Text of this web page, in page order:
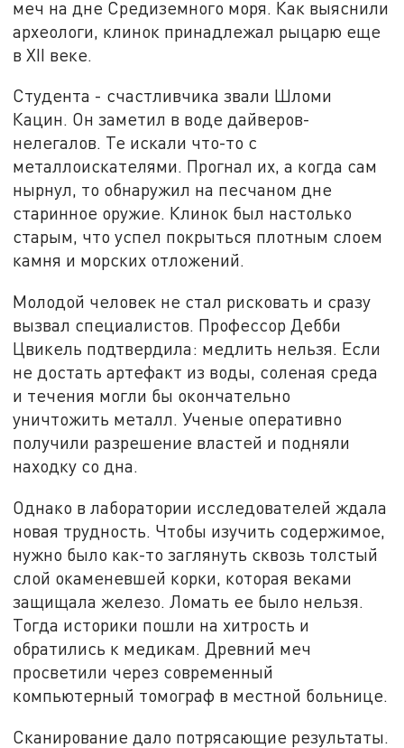
меч на дне Средиземного моря. Как выяснили
археологи, клинок принадлежал рыцарю еще
в XII веке.
Студента - счастливчика звали Шломи
Кацин. Он заметил в воде дайверов-
нелегалов. Те искали что-то с
металлоискателями. Прогнал их, а когда сам
нырнул, то обнаружил на песчаном дне
старинное оружие. Клинок был настолько
старым, что успел покрыться плотным слоем
камня и морских отложений.
Молодой человек не стал рисковать и сразу
вызвал специалистов. Профессор Дебби
Цвикель подтвердила: медлить нельзя. Если
не достать артефакт из воды, соленая среда
и течения могли бы окончательно
уничтожить металл. Ученые оперативно
получили разрешение властей и подняли
находку со дна.
Однако в лаборатории исследователей ждала
новая трудность. Чтобы изучить содержимое,
нужно было как-то заглянуть сквозь толстый
слой окаменевшей корки, которая веками
защищала железо. Ломать ее было нельзя.
Тогда историки пошли на хитрость и
обратились к медикам. Древний меч
просветили через современный
компьютерный томограф в местной больнице.
Сканирование дало потрясающие результаты.